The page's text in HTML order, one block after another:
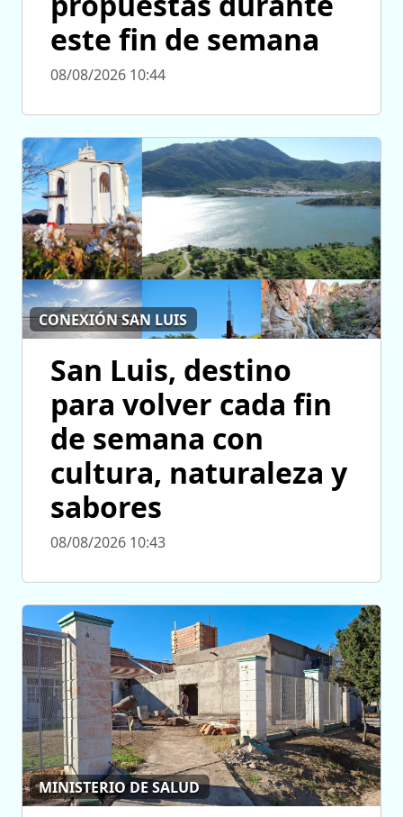
este fin de semana
08/08/2026 10:44
CONEXIÓN SAN LUIS
San Luis, destino
para volver cada fin
de semana con
cultura, naturaleza y
sabores
08/08/2026 10:43
MINISTERIO DE SALUD